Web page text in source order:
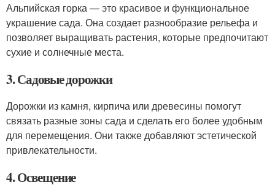
Альпийская горка — это красивое и функциональное
украшение сада. Она создает разнообразие рельефа и
позволяет выращивать растения, которые предпочитают
сухие и солнечные места.
3. Садовые дорожки
Дорожки из камня, кирпича или древесины помогут
связать разные зоны сада и сделать его более удобным
для перемещения. Они также добавляют эстетической
привлекательности.
4. Освещение